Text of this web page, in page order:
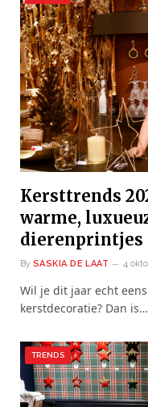
Kersttrends
warme,
dierenprintjes
By SASKIA DE LAAT 4
Wil je dit jaar echt
kerstdecoratie? Dan is…
TRENDS